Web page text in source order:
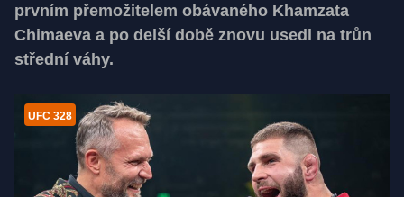
prvním přemožitelem obávaného Khamzata
Chimaeva a po delší době znovu usedl na trůn
střední váhy.
UFC 328